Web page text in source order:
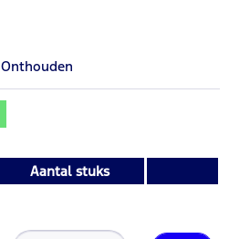
Onthouden
Aantal stuks